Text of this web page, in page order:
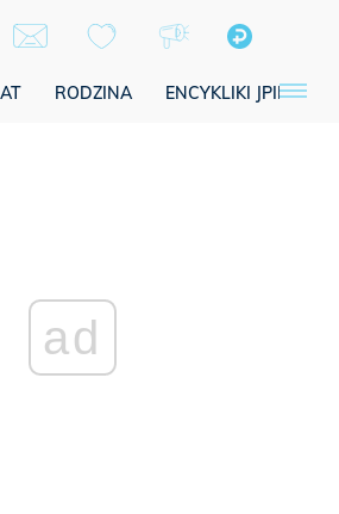
RODZINA ENCYKLIKI JPII
ad